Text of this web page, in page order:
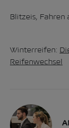
Blitzeis, Fahren
Winterreifen:
Reifenwechsel